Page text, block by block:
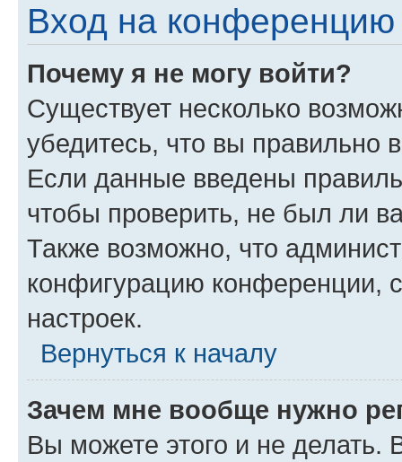
Вход на конференцию
Почему я не могу войти?
Существует несколько
убедитесь, что вы правильно
Если данные введены
чтобы проверить, не был ли
Также возможно, что
конфигурацию конференции,
настроек.
Вернуться к началу
Зачем мне вообще нужно
Вы можете этого и не делать.